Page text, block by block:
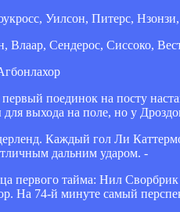
Уилсон, Питерс,
Влаар, Сендерос, Сиссоко,
поединок на посту
выхода на поле, но у
Каждый гол Ли
дальним ударом. -
первого тайма: Нил
На 74-й минуте самый